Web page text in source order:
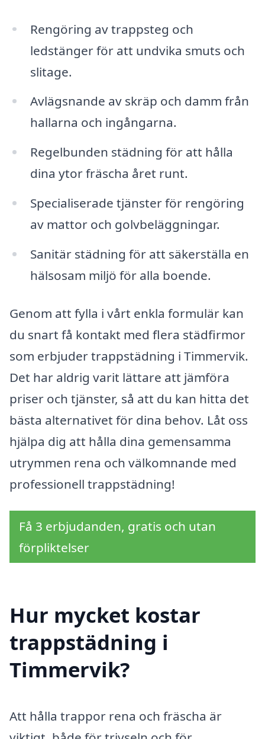
Rengöring av trappsteg och
ledstänger för att undvika smuts och
slitage.
Avlägsnande av skräp och damm från
hallarna och ingångarna.
Regelbunden städning för att hålla
dina ytor fräscha året runt.
Specialiserade tjänster för rengöring
av mattor och golvbeläggningar.
Sanitär städning för att säkerställa en
hälsosam miljö för alla boende.
Genom att fylla i vårt enkla formulär kan
du snart få kontakt med flera städfirmor
som erbjuder trappstädning i Timmervik.
Det har aldrig varit lättare att jämföra
priser och tjänster, så att du kan hitta det
bästa alternativet för dina behov. Låt oss
hjälpa dig att hålla dina gemensamma
utrymmen rena och välkomnande med
professionell trappstädning!
Få 3 erbjudanden, gratis och utan
förpliktelser
Hur mycket kostar
trappstädning i
Timmervik?
Att hålla trappor rena och fräscha är